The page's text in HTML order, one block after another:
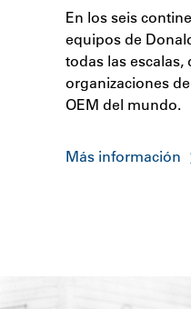
En los seis
equipos de
todas las
organizaciones
OEM del mundo.
Más información